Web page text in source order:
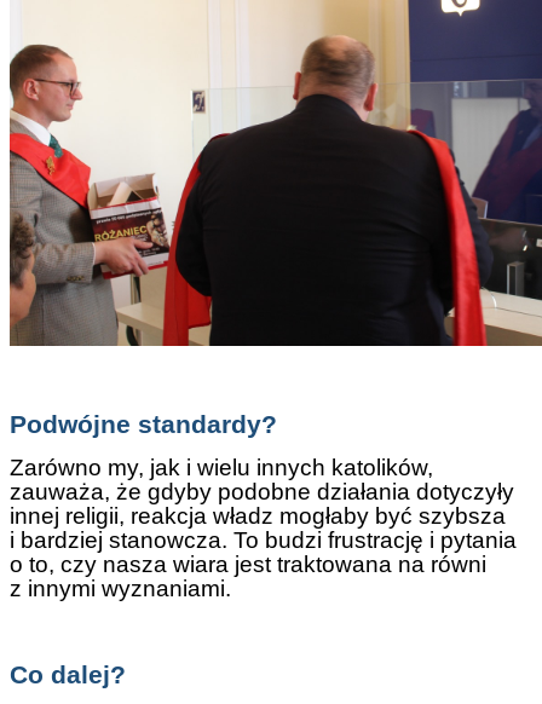
Podwójne standardy?
Zarówno my, jak i wielu innych katolików,
zauważa, że gdyby podobne działania dotyczyły
innej religii, reakcja władz mogłaby być szybsza
i bardziej stanowcza. To budzi frustrację i pytania
o to, czy nasza wiara jest traktowana na równi
z innymi wyznaniami.
Co dalej?